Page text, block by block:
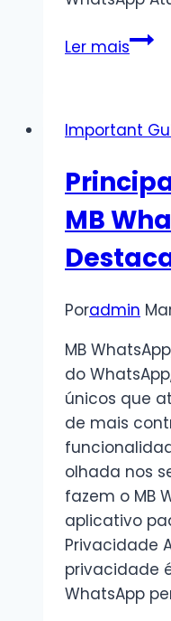
Ler maisComo
o
no
|
2025
Important
MB
Poradmin
MB
do
únicos que
de mais
olhada nos
fazem o MB
aplicativo
Privacidade
privacidade
WhatsApp